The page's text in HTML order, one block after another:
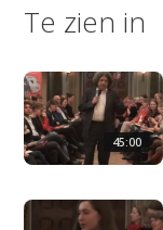
Te zien in
45:00